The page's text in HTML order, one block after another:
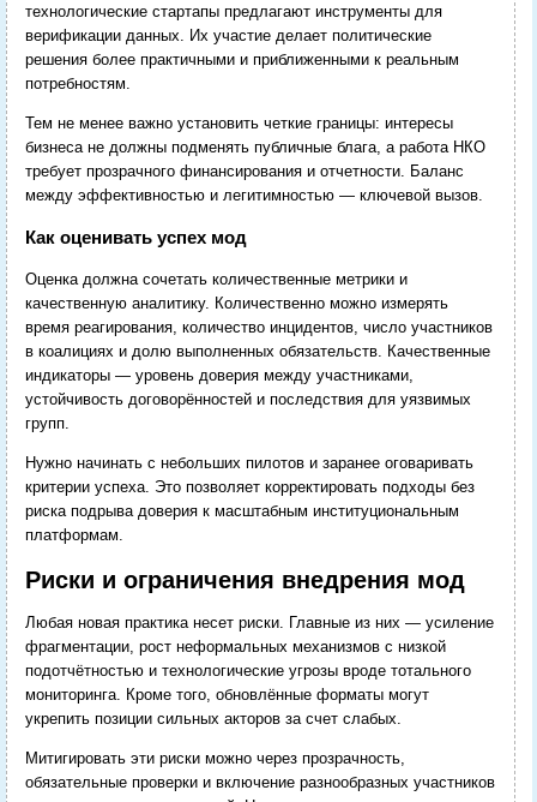
технологические стартапы предлагают инструменты для
верификации данных. Их участие делает политические
решения более практичными и приближенными к реальным
потребностям.
Тем не менее важно установить четкие границы: интересы
бизнеса не должны подменять публичные блага, а работа НКО
требует прозрачного финансирования и отчетности. Баланс
между эффективностью и легитимностью — ключевой вызов.
Как оценивать успех мод
Оценка должна сочетать количественные метрики и
качественную аналитику. Количественно можно измерять
время реагирования, количество инцидентов, число участников
в коалициях и долю выполненных обязательств. Качественные
индикаторы — уровень доверия между участниками,
устойчивость договорённостей и последствия для уязвимых
групп.
Нужно начинать с небольших пилотов и заранее оговаривать
критерии успеха. Это позволяет корректировать подходы без
риска подрыва доверия к масштабным институциональным
платформам.
Риски и ограничения внедрения мод
Любая новая практика несет риски. Главные из них — усиление
фрагментации, рост неформальных механизмов с низкой
подотчётностью и технологические угрозы вроде тотального
мониторинга. Кроме того, обновлённые форматы могут
укрепить позиции сильных акторов за счет слабых.
Митигировать эти риски можно через прозрачность,
обязательные проверки и включение разнообразных участников